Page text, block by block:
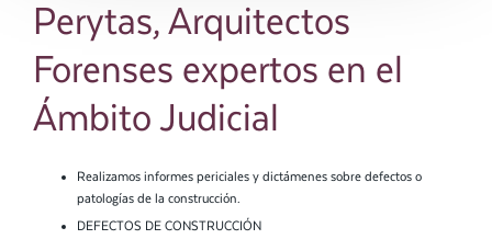
Perytas, Arquitectos
Forenses expertos en el
Ámbito Judicial
Realizamos informes periciales y dictámenes sobre defectos o
patologías de la construcción.
DEFECTOS DE CONSTRUCCIÓN